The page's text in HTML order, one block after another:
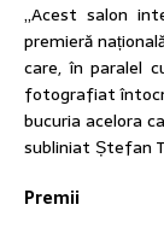
„Acest salon
premieră
care, în paralel
fotografiat
bucuria acelora
subliniat Ștefan
Premii